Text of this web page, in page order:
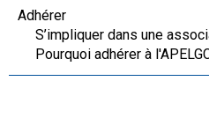
Adhérer
S’impliquer dans une
Pourquoi adhérer à